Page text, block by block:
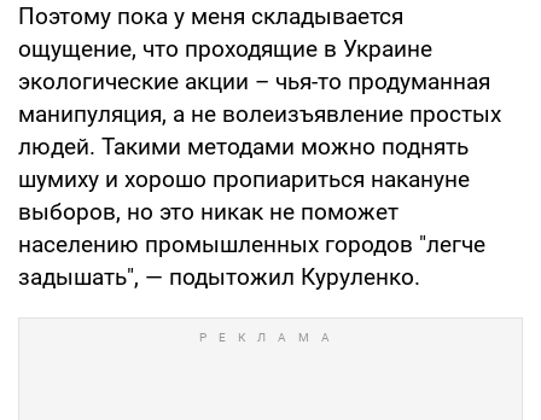
Поэтому пока у меня складывается
ощущение, что проходящие в Украине
экологические акции – чья-то продуманная
манипуляция, а не волеизъявление простых
людей. Такими методами можно поднять
шумиху и хорошо пропиариться накануне
выборов, но это никак не поможет
населению промышленных городов "легче
задышать", — подытожил Куруленко.